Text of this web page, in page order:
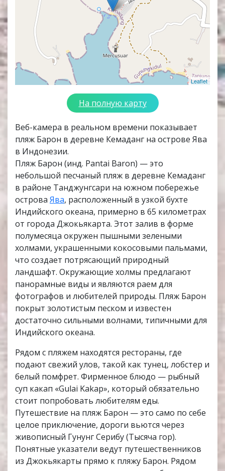
Leaflet
На полную карту
Веб-камера в реальном времени показывает
пляж Барон в деревне Кемаданг на острове Ява
в Индонезии.
Пляж Барон (инд. Pantai Baron) — это
небольшой песчаный пляж в деревне Кемаданг
в районе Танджунгсари на южном побережье
острова Ява, расположенный в узкой бухте
Индийского океана, примерно в 65 километрах
от города Джокьякарта. Этот залив в форме
полумесяца окружен пышными зелеными
холмами, украшенными кокосовыми пальмами,
что создает потрясающий природный
ландшафт. Окружающие холмы предлагают
панорамные виды и являются раем для
фотографов и любителей природы. Пляж Барон
покрыт золотистым песком и известен
достаточно сильными волнами, типичными для
Индийского океана.
Рядом с пляжем находятся рестораны, где
подают свежий улов, такой как тунец, лобстер и
белый помфрет. Фирменное блюдо — рыбный
суп какап «Gulai Kakap», который обязательно
стоит попробовать любителям еды.
Путешествие на пляж Барон — это само по себе
целое приключение, дороги вьются через
живописный Гунунг Серибу (Тысяча гор).
Понятные указатели ведут путешественников
из Джокьякарты прямо к пляжу Барон. Рядом